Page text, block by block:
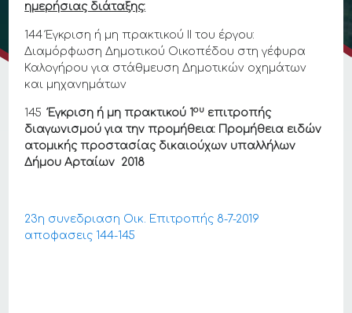
ημερήσιας διάταξης:
144 Έγκριση ή μη πρακτικού ΙΙ του έργου:
Διαμόρφωση Δημοτικού Οικοπέδου στη γέφυρα
Καλογήρου για στάθμευση Δημοτικών οχημάτων
και μηχανημάτων
145Έγκριση ή μη πρακτικού 1ου επιτροπής
διαγωνισμού για την προμήθεια: Προμήθεια ειδών
ατομικής προστασίας δικαιούχων υπαλλήλων
Δήμου Αρταίων 2018
23η συνεδριαση Οικ. Επιτροπής 8-7-2019
αποφασεις 144-145